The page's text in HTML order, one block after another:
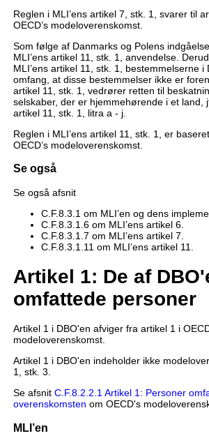
Reglen i MLI’ens artikel 7, stk. 1, svarer til
OECD’s modeloverenskomst.
Som følge af Danmarks og Polens
MLI’ens artikel 11, stk. 1, anvendelse.
MLI’ens artikel 11, stk. 1, bestemmelserne i
omfang, at disse bestemmelser ikke er
artikel 11, stk. 1, vedrører retten til
selskaber, der er hjemmehørende i et land,
artikel 11, stk. 1, litra a - j.
Reglen i MLI’ens artikel 11, stk. 1, er
OECD’s modeloverenskomst.
Se også
Se også afsnit
C.F.8.3.1 om MLI’en og dens
C.F.8.3.1.6 om MLI’ens artikel 6.
C.F.8.3.1.7 om MLI’ens artikel 7.
C.F.8.3.1.11 om MLI’ens artikel 11.
Artikel 1: De af
omfattede personer
Artikel 1 i DBO'en afviger fra artikel 1 i
modeloverenskomst.
Artikel 1 i DBO'en indeholder ikke
1, stk. 3.
Se afsnit C.F.8.2.2.1 Artikel 1: Personer
overenskomsten om OECD's
MLI’en